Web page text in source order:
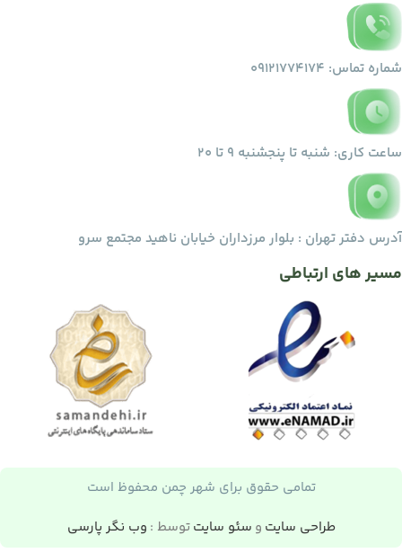
شماره تماس: 09121774174
ساعت کاری: شنبه تا پنجشنبه ۹ تا ۲۰
آدرس دفتر تهران : بلوار مرزداران خیابان ناهید مجتمع سرو
مسیر های ارتباطی
تمامی حقوق برای شهر چمن محفوظ است
طراحی سایت و سئو سایتتوسط : وب نگر پارسی